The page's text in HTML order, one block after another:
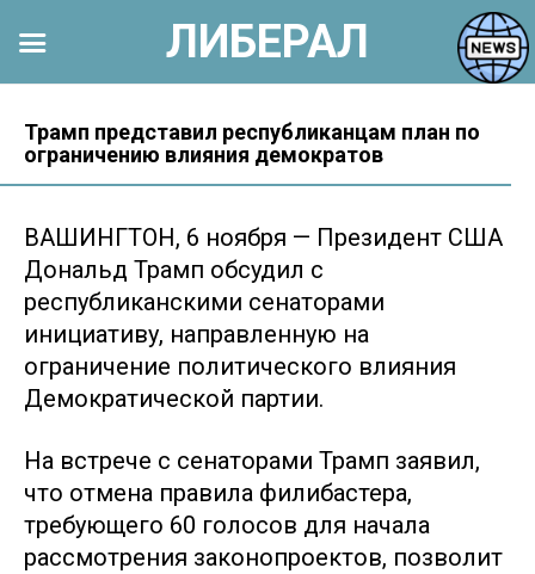
контенту
Трамп представил республиканцам план по
ограничению влияния демократов
ВАШИНГТОН, 6 ноября — Президент США
Дональд Трамп обсудил с
республиканскими сенаторами
инициативу, направленную на
ограничение политического влияния
Демократической партии.
На встрече с сенаторами Трамп заявил,
что отмена правила филибастера,
требующего 60 голосов для начала
рассмотрения законопроектов, позволит
ЛИБЕРАЛ